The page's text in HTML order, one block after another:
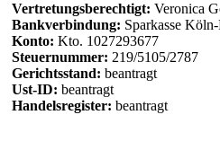
Vertretungsberechtigt: Veronica
Bankverbindung: Sparkasse
Konto: Kto. 1027293677
Steuernummer: 219/5105/2787
Gerichtsstand: beantragt
Ust-ID: beantragt
Handelsregister: beantragt